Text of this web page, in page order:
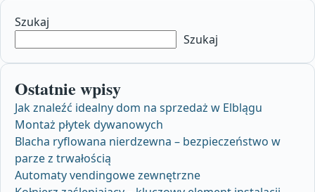
Szukaj
Szukaj
Ostatnie wpisy
Jak znaleźć idealny dom na sprzedaż w Elblągu
Montaż płytek dywanowych
Blacha ryflowana nierdzewna – bezpieczeństwo w
parze z trwałością
Automaty vendingowe zewnętrzne